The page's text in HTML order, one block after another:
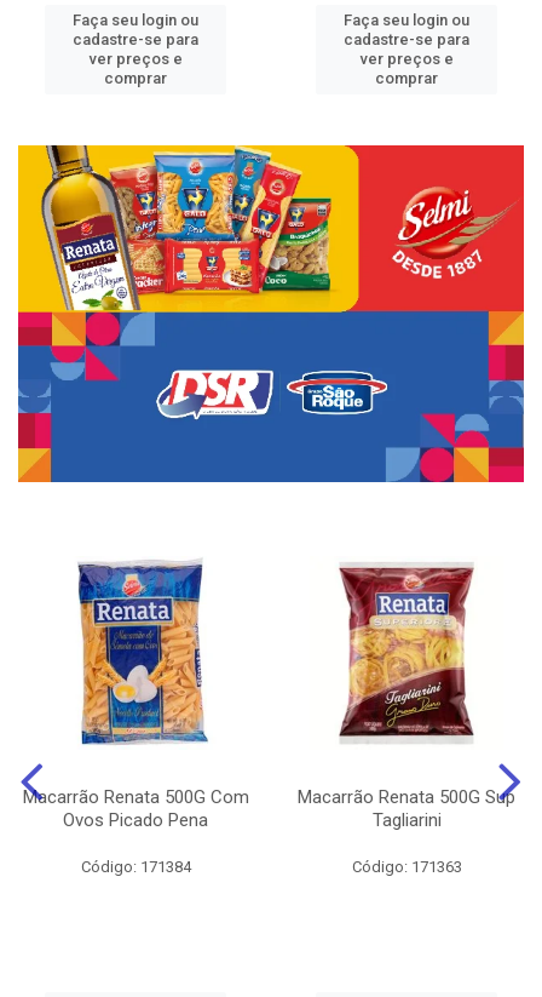
Faça seu login ou
cadastre-se para
ver preços e
comprar
Faça seu login ou
cadastre-se para
ver preços e
comprar
Macarrão Renata 500G Com
Ovos Picado Pena
Código: 171384
Macarrão Renata 500G Sup
Tagliarini
Código: 171363